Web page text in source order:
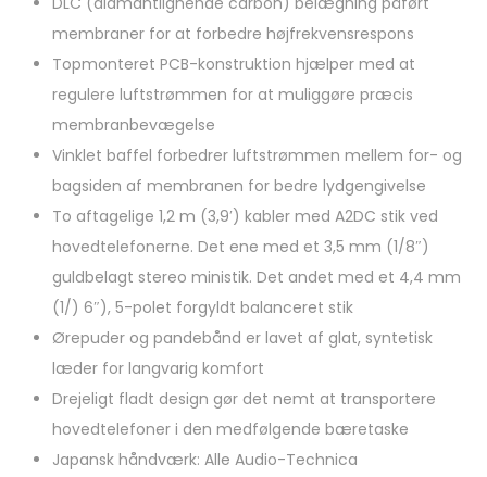
membraner for at forbedre højfrekvensrespons
Topmonteret PCB-konstruktion hjælper med at
regulere luftstrømmen for at muliggøre præcis
membranbevægelse
Vinklet baffel forbedrer luftstrømmen mellem for- og
bagsiden af ​​membranen for bedre lydgengivelse
To aftagelige 1,2 m (3,9′) kabler med A2DC stik ved
hovedtelefonerne. Det ene med et 3,5 mm (1/8″)
guldbelagt stereo ministik. Det andet med et 4,4 mm
(1/) 6″), 5-polet forgyldt balanceret stik
Ørepuder og pandebånd er lavet af glat, syntetisk
læder for langvarig komfort
Drejeligt fladt design gør det nemt at transportere
hovedtelefoner i den medfølgende bæretaske
Japansk håndværk: Alle Audio-Technica